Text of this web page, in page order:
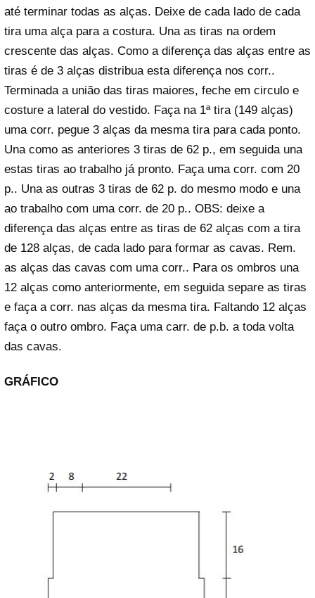
até terminar todas as alças. Deixe de cada lado de cada
tira uma alça para a costura. Una as tiras na ordem
crescente das alças. Como a diferença das alças entre as
tiras é de 3 alças distribua esta diferença nos corr..
Terminada a união das tiras maiores, feche em circulo e
costure a lateral do vestido. Faça na 1ª tira (149 alças)
uma corr. pegue 3 alças da mesma tira para cada ponto.
Una como as anteriores 3 tiras de 62 p., em seguida una
estas tiras ao trabalho já pronto. Faça uma corr. com 20
p.. Una as outras 3 tiras de 62 p. do mesmo modo e una
ao trabalho com uma corr. de 20 p.. OBS: deixe a
diferença das alças entre as tiras de 62 alças com a tira
de 128 alças, de cada lado para formar as cavas. Rem.
as alças das cavas com uma corr.. Para os ombros una
12 alças como anteriormente, em seguida separe as tiras
e faça a corr. nas alças da mesma tira. Faltando 12 alças
faça o outro ombro. Faça uma carr. de p.b. a toda volta
das cavas.
GRÁFICO